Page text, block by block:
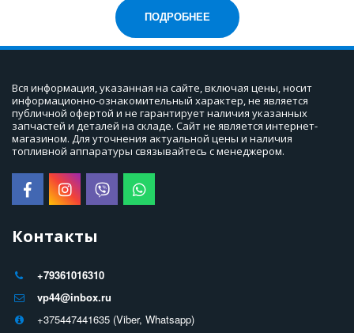
ПОДРОБНЕЕ
Вся информация, указанная на сайте, включая цены, носит
информационно-ознакомительный характер, не является
публичной офертой и не гарантирует наличия указанных
запчастей и деталей на складе. Сайт не является интернет-
магазином. Для уточнения актуальной цены и наличия
топливной аппаратуры связывайтесь с менеджером.
Контакты
+79361016310
vp44@inbox.ru
+375447441635 (Viber, Whatsapp)